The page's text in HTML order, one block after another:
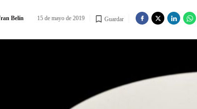
Belín 15 de mayo de 2019 Guardar